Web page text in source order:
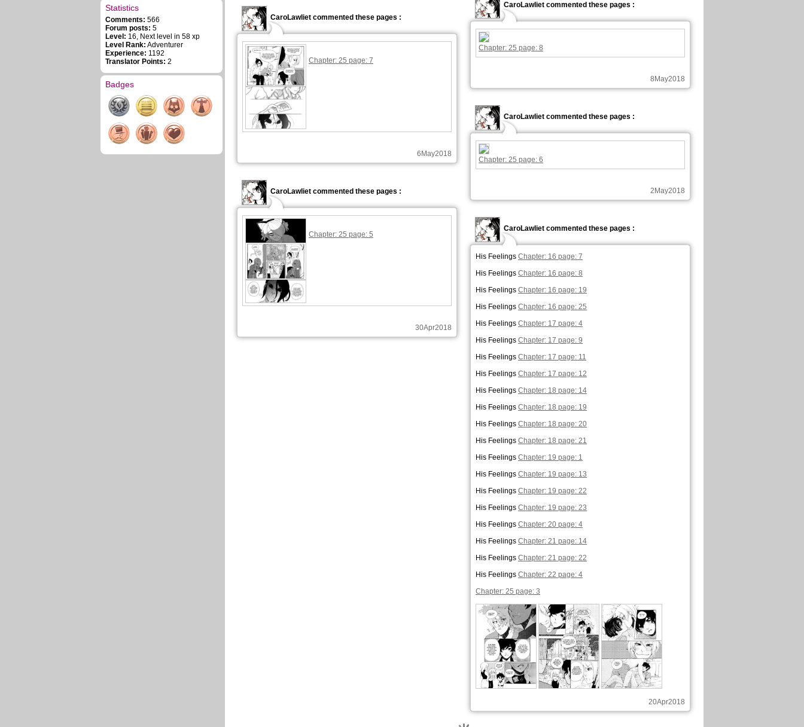
Statistics
Comments: 566
Forum posts: 5
Level: 16, Next level in 58 xp
Level Rank: Adventurer
Experience: 1192
Translator Points: 2
Badges
CaroLawliet commented these pages :
Chapter: 25 page: 8
8May2018
CaroLawliet commented these pages :
Chapter: 25 page: 7
6May2018
CaroLawliet commented these pages :
Chapter: 25 page: 6
2May2018
CaroLawliet commented these pages :
Chapter: 25 page: 5
30Apr2018
CaroLawliet commented these pages :
His Feelings Chapter: 16 page: 7
His Feelings Chapter: 16 page: 8
His Feelings Chapter: 16 page: 19
His Feelings Chapter: 16 page: 25
His Feelings Chapter: 17 page: 4
His Feelings Chapter: 17 page: 9
His Feelings Chapter: 17 page: 11
His Feelings Chapter: 17 page: 12
His Feelings Chapter: 18 page: 14
His Feelings Chapter: 18 page: 19
His Feelings Chapter: 18 page: 20
His Feelings Chapter: 18 page: 21
His Feelings Chapter: 19 page: 1
His Feelings Chapter: 19 page: 13
His Feelings Chapter: 19 page: 22
His Feelings Chapter: 19 page: 23
His Feelings Chapter: 20 page: 4
His Feelings Chapter: 21 page: 14
His Feelings Chapter: 21 page: 22
His Feelings Chapter: 22 page: 4
Chapter: 25 page: 3
20Apr2018